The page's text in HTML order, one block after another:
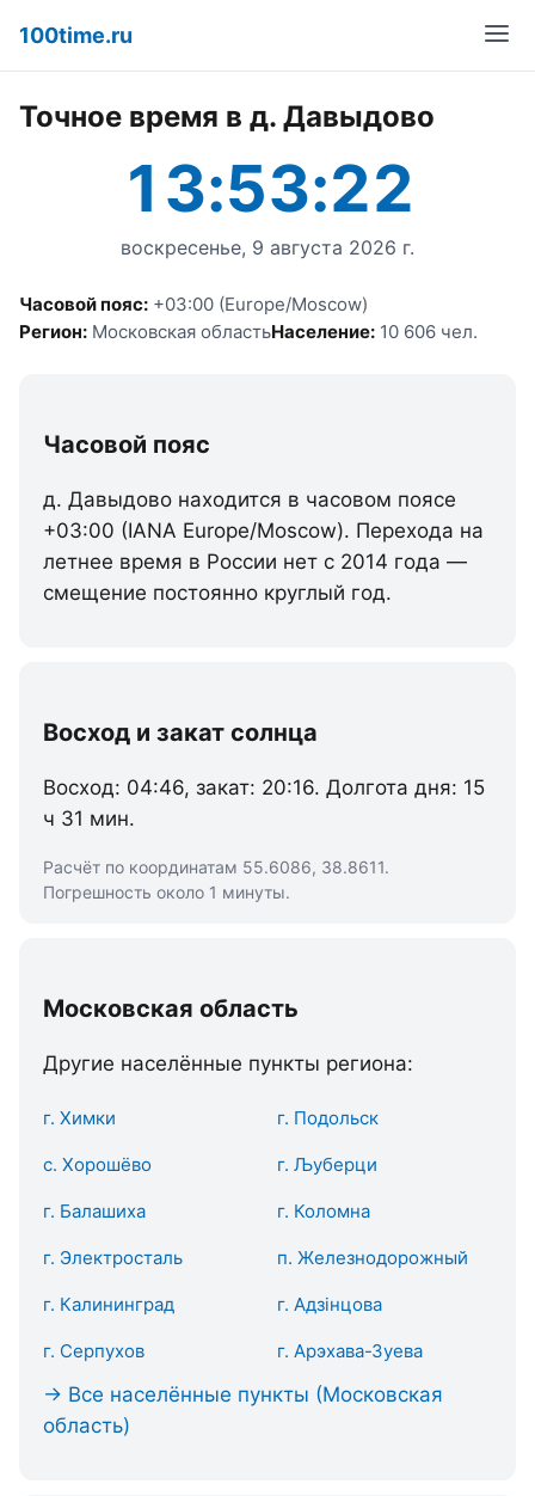
100time.ru
Точное время в д. Давыдово
13:53:22
воскресенье, 9 августа 2026 г.
Часовой пояс: +03:00 (Europe/Moscow)
Регион: Московская областьНаселение: 10 606 чел.
Часовой пояс
д. Давыдово находится в часовом поясе
+03:00 (IANA Europe/Moscow). Перехода на
летнее время в России нет с 2014 года —
смещение постоянно круглый год.
Восход и закат солнца
Восход: 04:46, закат: 20:16. Долгота дня: 15
ч 31 мин.
Расчёт по координатам 55.6086, 38.8611.
Погрешность около 1 минуты.
Московская область
Другие населённые пункты региона:
г. Химки г. Подольск
с. Хорошёво г. Љуберци
г. Балашиха г. Коломна
г. Электросталь п. Железнодорожный
г. Калининград г. Адзінцова
г. Серпухов г. Арэхава-Зуева
→ Все населённые пункты (Московская
область)